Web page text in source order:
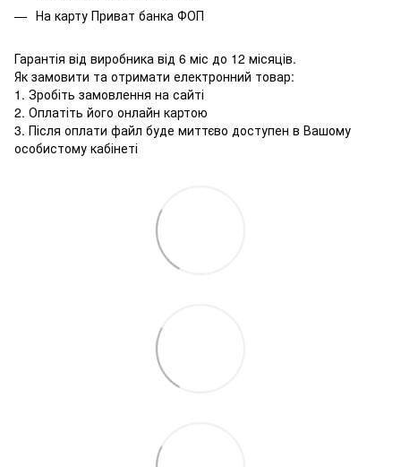
На карту Приват банка ФОП
Гарантія від виробника від 6 міс до 12 місяців.
Як замовити та отримати електронний товар:
1. Зробіть замовлення на сайті
2. Оплатіть його онлайн картою
3. Після оплати файл буде миттєво доступен в Вашому
особистому кабінеті